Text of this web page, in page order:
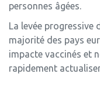
personnes âgées.
La levée
majorité des pays
impacte vaccinés et
rapidement